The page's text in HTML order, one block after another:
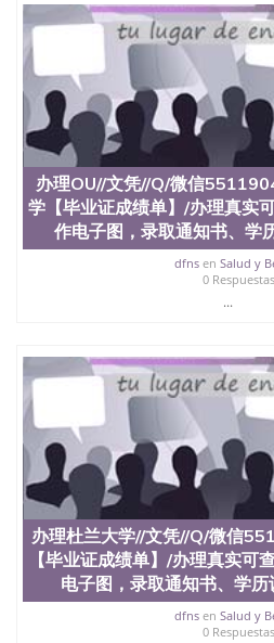
办理OU//文凭//Q/微信
学【毕业证成绩单】/办理真实
作电子图，录取通知书、学
dfnsen Salud y
0 Respuestas
...
办理杜兰大学//文凭//Q/微信
【毕业证成绩单】/办理真实可
电子图，录取通知书、学
dfnsen Salud y
0 Respuestas